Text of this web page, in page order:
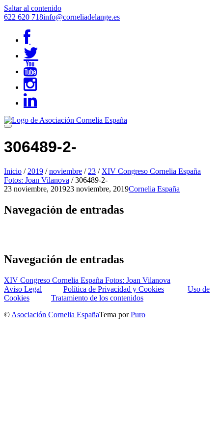
Saltar al contenido
622 620 718info@corneliadelange.es
306489-2-
Inicio / 2019 / noviembre / 23 / XIV Congreso Cornelia España
Fotos: Joan Vilanova / 306489-2-
23 noviembre, 201923 noviembre, 2019Cornelia España
Navegación de entradas
Navegación de entradas
XIV Congreso Cornelia España Fotos: Joan Vilanova
Aviso Legal
Política de Privacidad y Cookies
Uso de
Cookies
Tratamiento de los contenidos
© Asociación Cornelia EspañaTema porPuro